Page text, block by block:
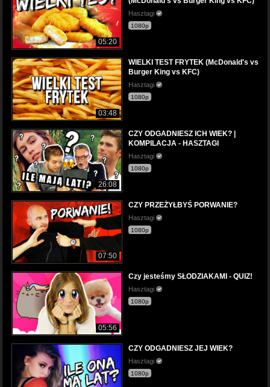
05:20
Hasztagi
1080p
03:48
WIELKI TEST FRYTEK (McDonald's vs
Burger King vs KFC)
Hasztagi
1080p
26:08
CZY ODGADNIESZ ICH WIEK? |
KOMPILACJA - HASZTAGI
Hasztagi
1080p
07:50
CZY PRZEŻYŁBYŚ PORWANIE?
Hasztagi
1080p
05:56
Czy jesteśmy SŁODZIAKAMI - QUIZ!
Hasztagi
1080p
CZY ODGADNIESZ JEJ WIEK?
Hasztagi
1080p